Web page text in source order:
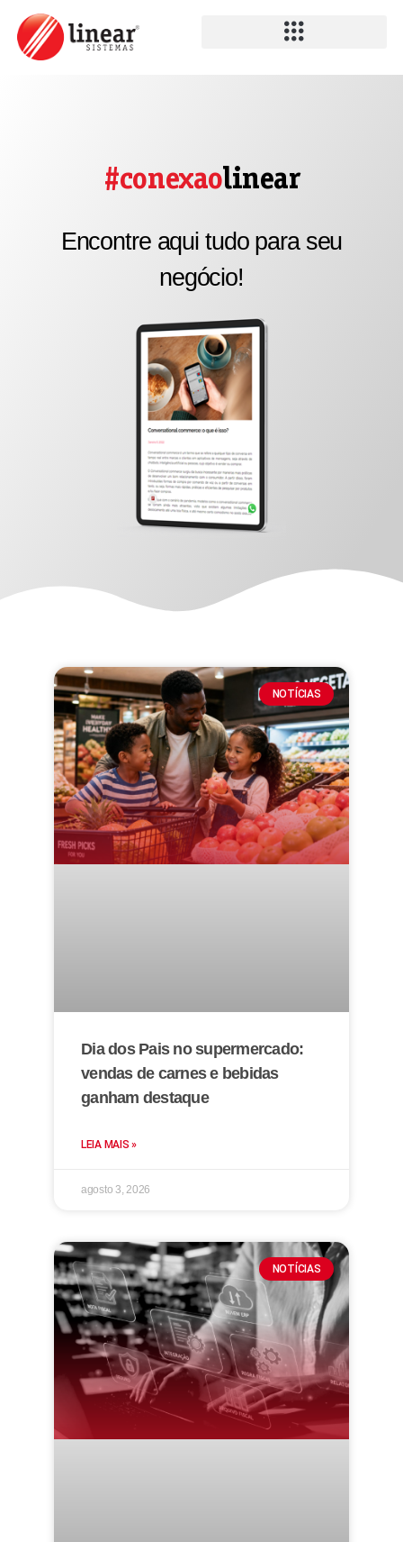
#conexaolinear
Encontre aqui tudo para seu
negócio!
NOTÍCIAS
Dia dos Pais no supermercado:
vendas de carnes e bebidas
ganham destaque
LEIA MAIS »
agosto 3, 2026
NOTÍCIAS